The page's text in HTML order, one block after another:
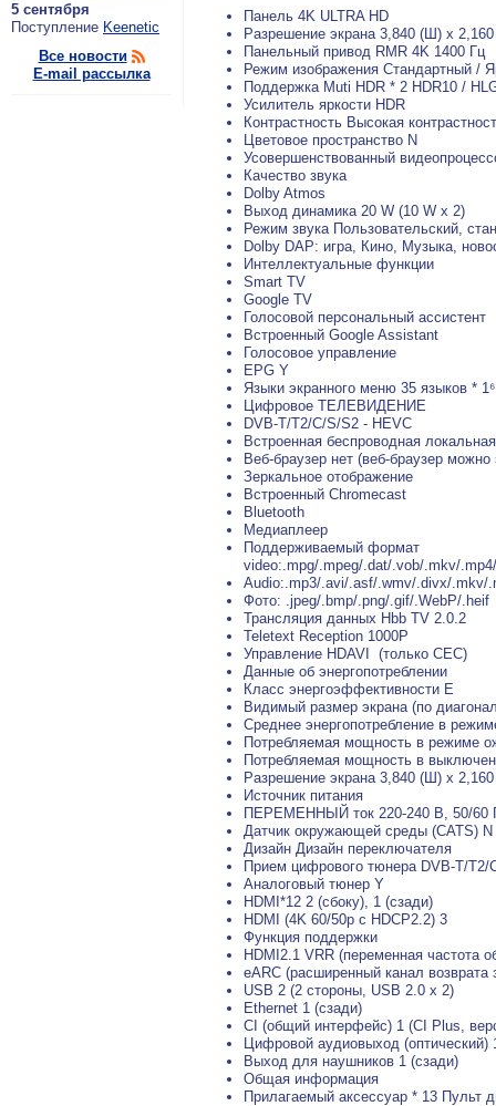
5 сентября
По­ступ­ле­ние Keenetic
Все новости
E-mail рассылка
Панель 4K ULTRA HD
Разрешение экрана 3,840 (Ш) x
Панельный привод RMR 4K 1400 Гц
Режим изображения Стандартный /
Поддержка Muti HDR * 2 HDR10 /
Усилитель яркости HDR
Контрастность Высокая
Цветовое пространство N
Усовершенствованный
Качество звука
Dolby Atmos
Выход динамика 20 W (10 W x 2)
Режим звука Пользовательский,
Dolby DAP: игра, Кино, Музыка,
Интеллектуальные функции
Smart TV
Google TV
Голосовой персональный ассистент
Встроенный Google Assistant
Голосовое управление
EPG Y
Языки экранного меню 35 языков * 1⁶
Цифровое ТЕЛЕВИДЕНИЕ
DVB-T/T2/C/S/S2 - HEVC
Встроенная беспроводная
Веб-браузер нет (веб-браузер
Зеркальное отображение
Встроенный Chromecast
Bluetooth
Медиаплеер
Поддерживаемый формат
video:.mpg/.mpeg/.dat/.vob/.mkv/
Audio:.mp3/.avi/.asf/.wmv/.divx/.mkv/
Фото: .jpeg/.bmp/.png/.gif/.WebP/.heif
Трансляция данных Hbb TV 2.0.2
Teletext Reception 1000P
Управление HDAVI (только CEC)
Данные об энергопотреблении
Класс энергоэффективности E
Видимый размер экрана (по
Среднее энергопотребление в
Потребляемая мощность в режиме
Потребляемая мощность в
Разрешение экрана 3,840 (Ш) x
Источник питания
ПЕРЕМЕННЫЙ ток 220-240 В, 50/60
Датчик окружающей среды (CATS) N
Дизайн Дизайн переключателя
Прием цифрового тюнера DVB-T/T2/
Аналоговый тюнер Y
HDMI*12 2 (сбоку), 1 (сзади)
HDMI (4K 60/50p с HDCP2.2) 3
Функция поддержки
HDMI2.1 VRR (переменная частота
eARC (расширенный канал возврата
USB 2 (2 стороны, USB 2.0 x 2)
Ethernet 1 (сзади)
CI (общий интерфейс) 1 (CI Plus,
Цифровой аудиовыход (оптический)
Выход для наушников 1 (сзади)
Общая информация
Прилагаемый аксессуар * 13 Пульт